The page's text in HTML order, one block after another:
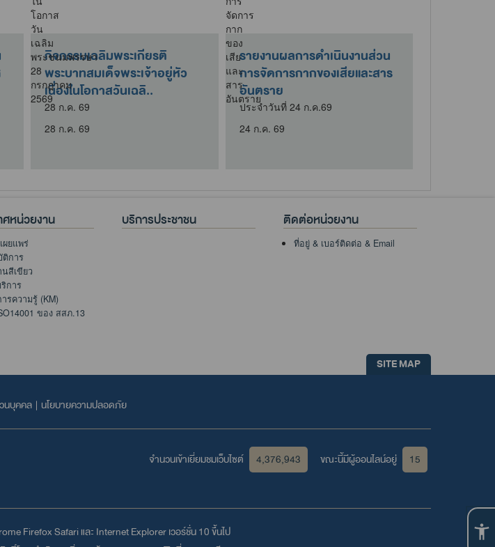
กิจกรรมเฉลิมพระเกียรติ
พระบาทสมเด็จพระเจ้าอยู่หัว
เนื่องในโอกาสวันเฉลิ..
28 ก.ค. 69
28 ก.ค. 69
รายงานผลการดำเนินงานส่วน
การจัดการกากของเสียและสาร
อันตราย
ประจำวันที่ 24 ก.ค.69
24 ก.ค. 69
ศหน่วยงาน
ผยแพร่
ติการ
สีเขียว
การ
รความรู้ (KM)
ของ สสภ.13
บริการประชาชน ติดต่อหน่วยงาน
ที่อยู่ & เบอร์ติดต่อ & Email
SITE MAP
นบุคคล | นโยบายความปลอดภัย
จำนวนเข้าเยี่ยมชมเว็บไซต์ 4,376,943 ขณะนี้มีผู้ออนไลน์อยู่ 15
FirefoxSafariและ Internet Explorerเวอร์ชั่น 10 ขึ้นไป